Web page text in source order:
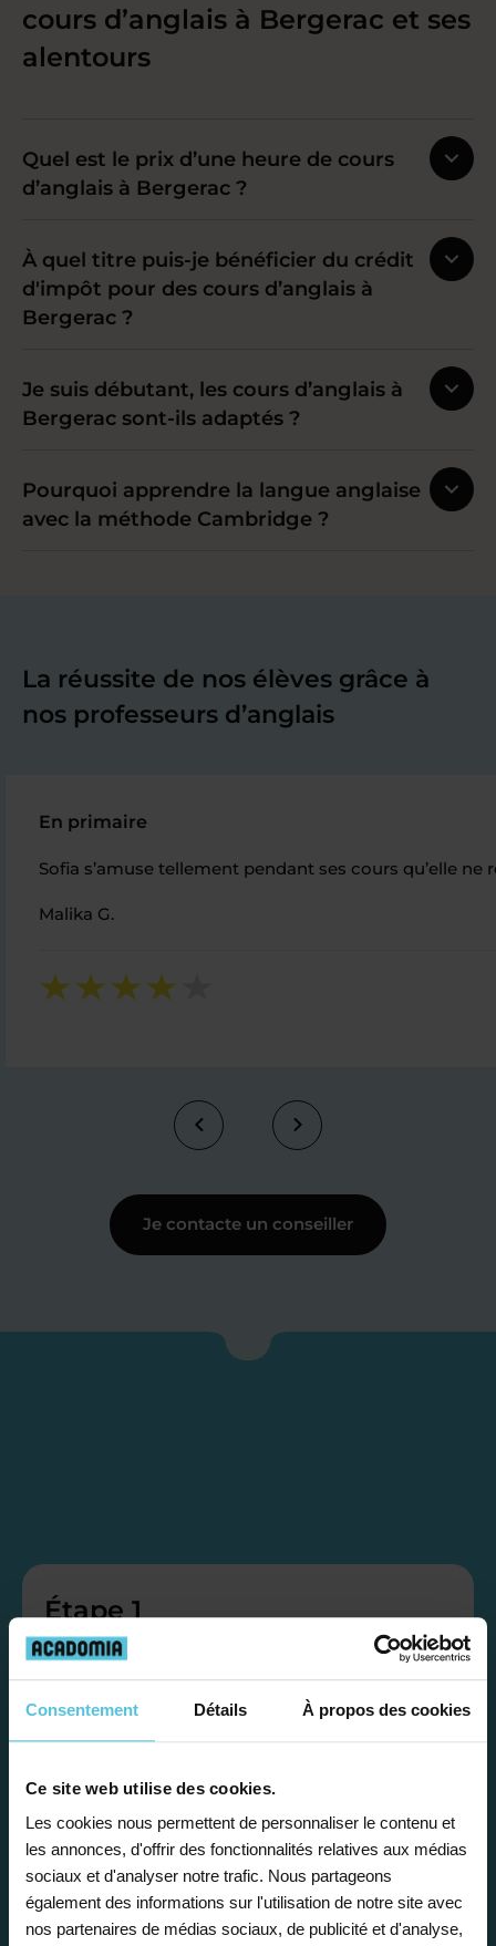
Consentement Détails À propos des cookies
Ce site web utilise des cookies.
Les cookies nous permettent de personnaliser le contenu et
les annonces, d'offrir des fonctionnalités relatives aux médias
sociaux et d'analyser notre trafic. Nous partageons
également des informations sur l'utilisation de notre site avec
nos partenaires de médias sociaux, de publicité et d'analyse,
cours d’anglais à Bergerac et ses
alentours
Quel est le prix d’une heure de cours
d’anglais à Bergerac ?
À quel titre puis-je bénéficier du crédit
d'impôt pour des cours d’anglais à
Bergerac ?
Je suis débutant, les cours d’anglais à
Bergerac sont-ils adaptés ?
Pourquoi apprendre la langue anglaise
avec la méthode Cambridge ?
La réussite de nos élèves grâce à
nos professeurs d’anglais
En primaire
Sofia s’amuse tellement pendant ses cours qu’elle
Malika G.
Je contacte un conseiller
Étape 1
Je vous propose un
bilan personnalisé
Gratuite et sans engagement, une
première étape pour faire le point sur
la situation scolaire de votre enfant, ses
besoins et vous préconiser la solution la
plus adaptée.